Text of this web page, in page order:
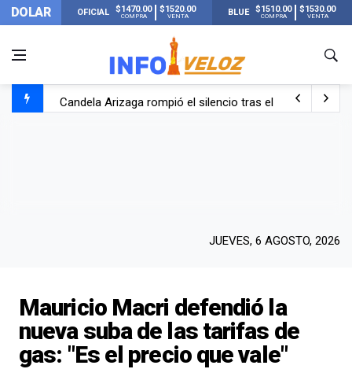
DOLAR OFICIAL $1470.00
COMPRA
$1520.00
VENTA BLUE $1510.00
COMPRA
$1530.00
VENTA
Candela Arizaga rompió el silencio tras el incidente con
JUEVES, 6 AGOSTO, 2026
Mauricio Macri defendió la
nueva suba de las tarifas de
gas: "Es el precio que vale"